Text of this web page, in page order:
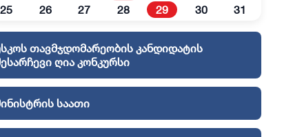
25
26 27 28 29 30 31
თავმჯდომარეობის კანდიდატის
ღია კონკურსი
საათი